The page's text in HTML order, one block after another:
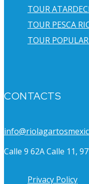
TOUR
TOUR PESCA
TOUR
CONTACTS
Calle 9 62A Calle 11,
Privacy Policy